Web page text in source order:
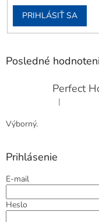
PRIHLÁSIŤ SA
Posledné
Hodnotenie
|
Výborný.
Prihlásenie
E-mail
Heslo